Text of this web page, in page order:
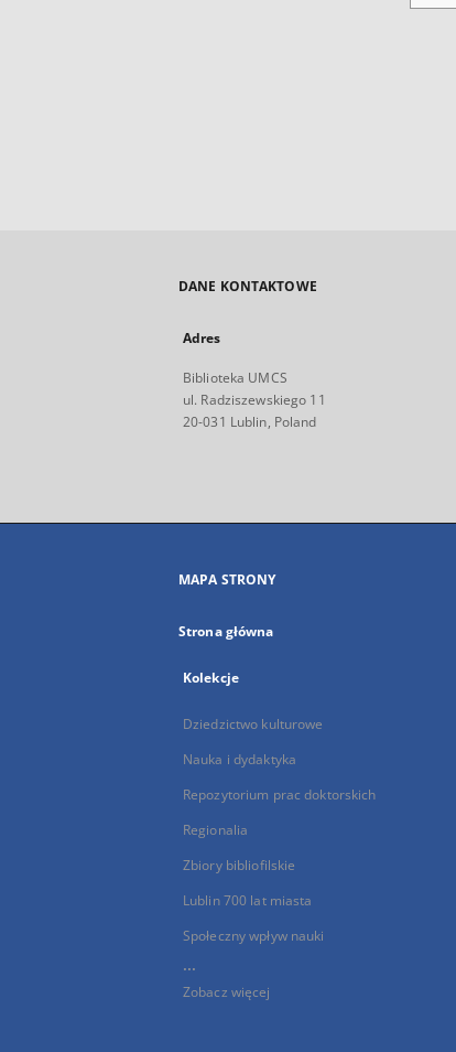
DANE KONTAKTOWE
Adres
Biblioteka UMCS
ul. Radziszewskiego 11
20-031 Lublin, Poland
MAPA STRONY
Strona główna
Kolekcje
Dziedzictwo kulturowe
Nauka i dydaktyka
Repozytorium prac doktorskich
Regionalia
Zbiory bibliofilskie
Lublin 700 lat miasta
Społeczny wpływ nauki
...
Zobacz więcej